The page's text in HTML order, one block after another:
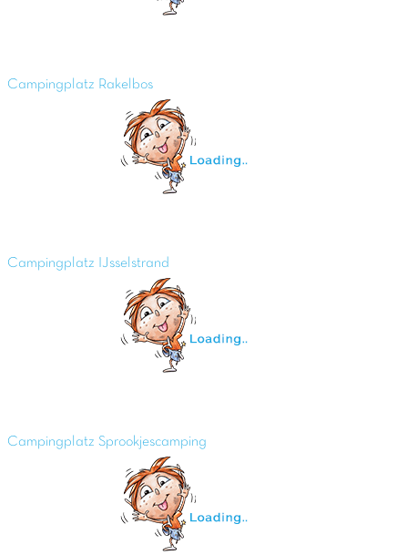
Campingplatz Rakelbos
Campingplatz IJsselstrand
Campingplatz Sprookjescamping